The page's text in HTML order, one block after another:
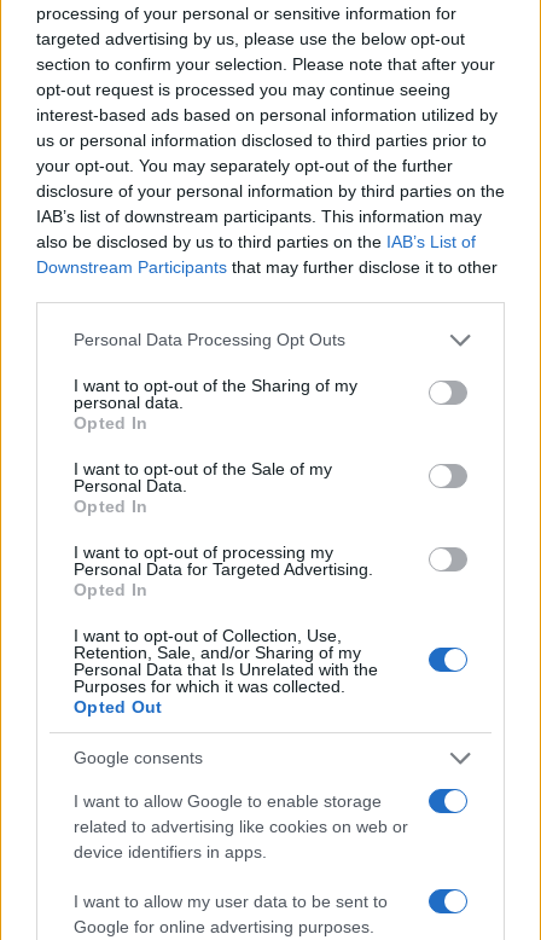
processing of your personal or sensitive information for
targeted advertising by us, please use the below opt-out
section to confirm your selection. Please note that after your
opt-out request is processed you may continue seeing
interest-based ads based on personal information utilized by
us or personal information disclosed to third parties prior to
your opt-out. You may separately opt-out of the further
disclosure of your personal information by third parties on the
IAB’s list of downstream participants. This information may
also be disclosed by us to third parties on the IAB’s List of
Downstream Participants that may further disclose it to other
Please note that this website/app uses one or more Google
not limited to your visit or usage behaviour. You may click to
grant or deny consent to Google and its third-party tags to
use your data for below specified purposes in below Google
consent section.
Personal Data Processing Opt Outs
I want to opt-out of the Sharing of my
personal data.
Opted In
I want to opt-out of the Sale of my
Personal Data.
Opted In
I want to opt-out of processing my
Personal Data for Targeted Advertising.
Opted In
I want to opt-out of Collection, Use,
Retention, Sale, and/or Sharing of my
Personal Data that Is Unrelated with the
Purposes for which it was collected.
Opted Out
Google consents
I want to allow Google to enable storage
related to advertising like cookies on web or
device identifiers in apps.
I want to allow my user data to be sent to
Google for online advertising purposes.
a
ce
b
o
o
k
w
it
te
r
n
te
re
st
h
at
s
A
p
p
h
a
re
Articolo precedente
Prossimo articolo
NOTIZIE RECENTI
Incendi, a San Pasquale arriva il Campo Base:
l’inaugurazione
Andrea Mura conquista Palau: grande
partecipazione per il suo racconto
Calangianus, allarme sul centro accoglienza
minori, Albieri: “Episodi gravissimi”
Gallura, finti clienti svuotano le suite: furto da
Meteo Olbia 7 agosto, sole e caldo tornano
protagonisti
Test tunnel Olbia: rampe chiuse ancora fino a
fine agosto
Aggius conquista la classifica delle mete più
amate dell’estate 2026